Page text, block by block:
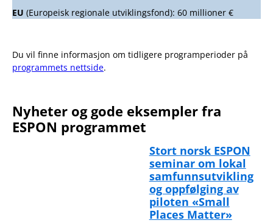
EU (Europeisk regionale utviklingsfond): 60 millioner €
Du vil finne informasjon om tidligere programperioder på
programmets nettside.
Nyheter og gode eksempler fra
ESPON programmet
Stort norsk ESPON
seminar om lokal
samfunnsutvikling
og oppfølging av
piloten «Small
Places Matter»